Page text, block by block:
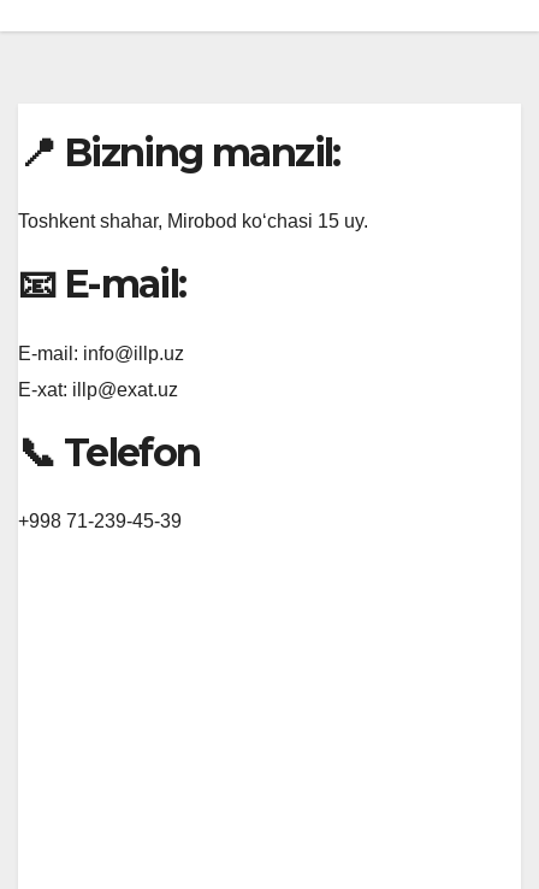
📍 Bizning manzil:
Toshkent shahar, Mirobod ko‘chasi 15 uy.
📧 E-mail:
E-mail: info@illp.uz
E-xat: illp@exat.uz
📞 Telefon
+998 71-239-45-39